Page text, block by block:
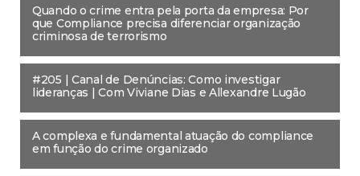
Quando o crime entra pela porta da empresa: Por
que Compliance precisa diferenciar organização
criminosa de terrorismo
#205 | Canal de Denúncias: Como investigar
lideranças | Com Viviane Dias e Allexandre Lugão
A complexa e fundamental atuação do compliance
em função do crime organizado